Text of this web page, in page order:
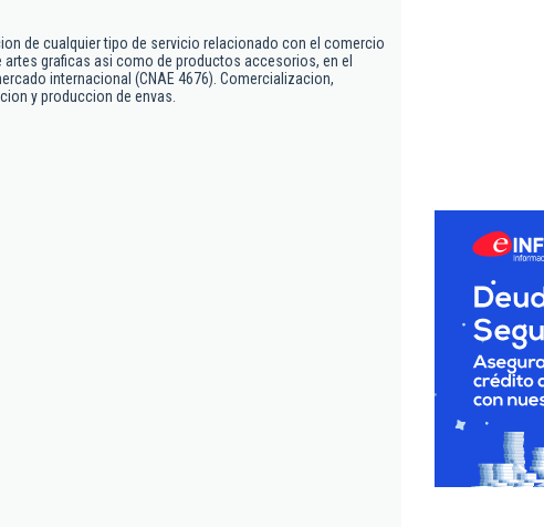
de cualquier tipo de servicio relacionado con el comercio
artes graficas asi como de productos accesorios, en el
internacional (CNAE 4676). Comercializacion,
y produccion de envas.